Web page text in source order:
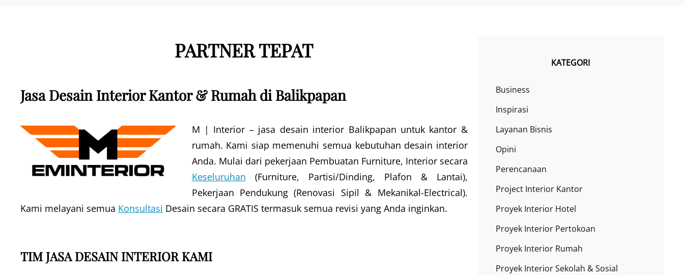
PARTNER TEPAT
Jasa Desain Interior Kantor & Rumah di Balikpapan
M | Interior – jasa desain interior Balikpapan untuk kantor &
rumah. Kami siap memenuhi semua kebutuhan desain interior
Anda. Mulai dari pekerjaan Pembuatan Furniture, Interior secara
Keseluruhan (Furniture, Partisi/Dinding, Plafon & Lantai),
Pekerjaan Pendukung (Renovasi Sipil & Mekanikal-Electrical).
Kami melayani semua Konsultasi Desain secara GRATIS termasuk semua revisi yang Anda inginkan.
TIM JASA DESAIN INTERIOR KAMI
KATEGORI
Business
Inspirasi
Layanan Bisnis
Opini
Perencanaan
Project Interior Kantor
Proyek Interior Hotel
Proyek Interior Pertokoan
Proyek Interior Rumah
Proyek Interior Sekolah & Sosial